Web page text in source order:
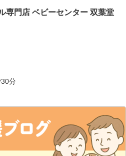
専門店 ベビーセンター 双葉堂
分